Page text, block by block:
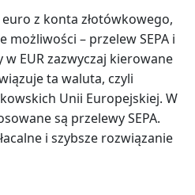
z konta złotówkowego,
– przelew SEPA i
w EUR zazwyczaj kierowane
ta waluta, czyli
Unii Europejskiej. W
są przelewy SEPA.
i szybsze rozwiązanie